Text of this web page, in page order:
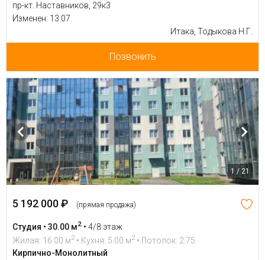
пр-кт. Наставников, 29к3
Изменен: 13.07
Итака, Тодыкова Н.Г.
Позвонить
1 / 21
5 192 000 ₽ (прямая продажа)
Студия • 30.00 м2 • 4/8 этаж
Жилая: 16.00 м2 • Кухня: 5.00 м2 • Потолок: 2.75
Кирпично-Монолитный